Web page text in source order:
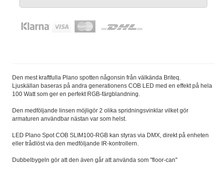
Den mest kraftfulla Plano spotten någonsin från välkända Briteq.
Ljuskällan baseras på andra generationens COB LED med en effekt på hela
100 Watt som ger en perfekt RGB-färgblandning.
Den medföljande linsen möjligör 2 olika spridningsvinklar vilket gör
armaturen användbar nästan var som helst.
LED Plano Spot COB SLIM100-RGB kan styras via DMX, direkt på enheten
eller trådlöst via den medföljande IR-kontrollern.
Dubbelbygeln gör att den även går att använda som "floor-can"